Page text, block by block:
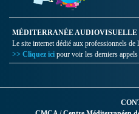
MÉDITERRANÉE AUDIOVISUELLE
Le site internet dédié aux professionnels de
>> Cliquez ici pour voir les derniers appels